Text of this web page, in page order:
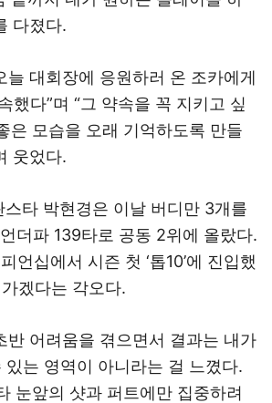
다졌다.
늘 대회장에 응원하러 온 조카에게
했다”며 “그 약속을 꼭 지키고 싶
은 모습을 오래 기억하도록 만들
웃었다.
스타 박현경은 이날 버디만 3개를
더파 139타로 공동 2위에 올랐다.
언십에서 시즌 첫 ‘톱10’에 진입했
겠다는 각오다.
반 어려움을 겪으면서 결과는 내가
있는 영역이 아니라는 걸 느꼈다.
눈앞의 샷과 퍼트에만 집중하려